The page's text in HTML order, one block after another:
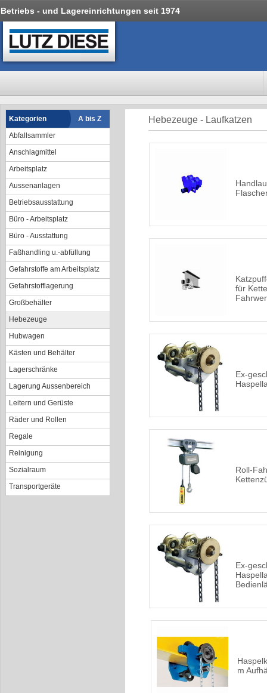
Betriebs - und Lagereinrichtungen seit 1974
Kategorien
A bis Z
Abfallsammler
Anschlagmittel
Arbeitsplatz
Aussenanlagen
Betriebsausstattung
Büro - Arbeitsplatz
Büro - Ausstattung
Faßhandling u.-abfüllung
Gefahrstoffe am Arbeitsplatz
Gefahrstofflagerung
Großbehälter
Hebezeuge
Hubwagen
Kästen und Behälter
Lagerschränke
Lagerung Aussenbereich
Leitern und Gerüste
Räder und Rollen
Regale
Reinigung
Sozialraum
Transportgeräte
Hebezeuge - Laufkatzen
für
Ex-
Roll-
Ex-
m